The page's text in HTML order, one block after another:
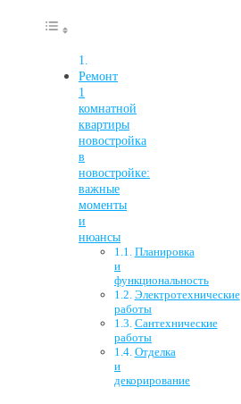
Ремонт
1
комнатной
квартиры
новостройка
в
новостройке:
важные
моменты
и
нюансы
Планировка
и
функциональность
Электротехнические
работы
Сантехнические
работы
Отделка
и
декорирование